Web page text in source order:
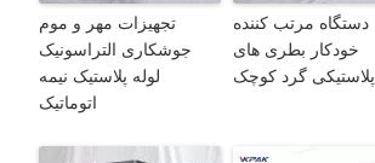
دستگاه مرتب کننده
خودکار بطری های
پلاستیکی گرد کوچک
تجهیزات مهر و موم
جوشکاری التراسونیک
لوله پلاستیک نیمه
اتوماتیک